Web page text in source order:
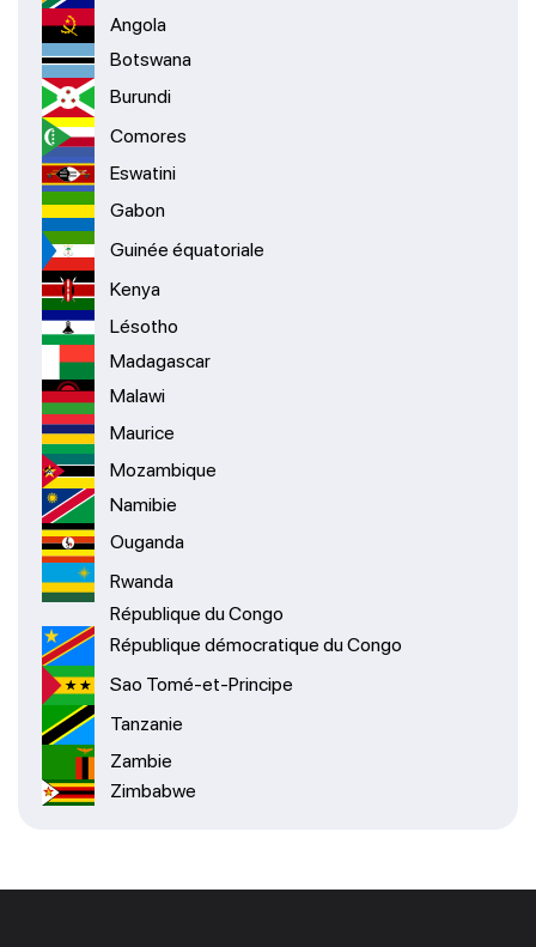
Angola
Botswana
Burundi
Comores
Eswatini
Gabon
Guinée équatoriale
Kenya
Lésotho
Madagascar
Malawi
Maurice
Mozambique
Namibie
Ouganda
Rwanda
République du Congo
République démocratique du Congo
Sao Tomé-et-Principe
Tanzanie
Zambie
Zimbabwe